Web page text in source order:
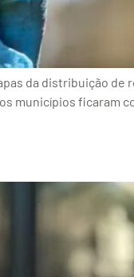
da distribuição de
municípios ficaram